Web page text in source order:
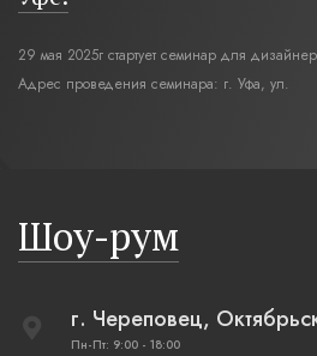
29 мая 2025г стартует семинар для
Адрес проведения семинара: г. Уфа, ул.
Шоу-рум
г. Череповец,
Пн-Пт: 9:00 - 18:00